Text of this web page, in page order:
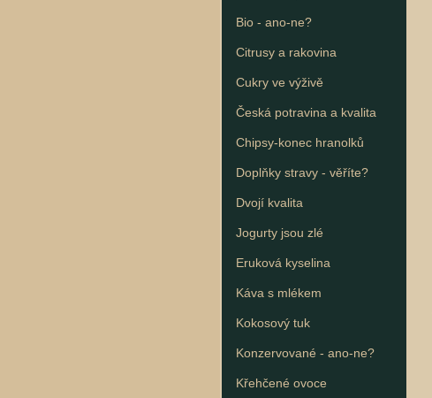
Bio - ano-ne?
Citrusy a rakovina
Cukry ve výživě
Česká potravina a kvalita
Chipsy-konec hranolků
Doplňky stravy - věříte?
Dvojí kvalita
Jogurty jsou zlé
Eruková kyselina
Káva s mlékem
Kokosový tuk
Konzervované - ano-ne?
Křehčené ovoce